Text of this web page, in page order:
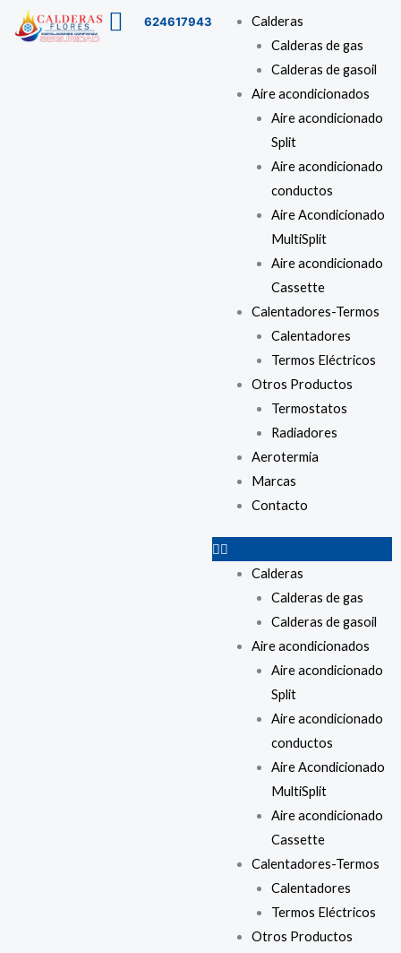
624617943
Calderas
Calderas de gas
Calderas de gasoil
Aire acondicionados
Aire acondicionado
Split
Aire acondicionado
conductos
Aire Acondicionado
MultiSplit
Aire acondicionado
Cassette
Calentadores-Termos
Calentadores
Termos Eléctricos
Otros Productos
Termostatos
Radiadores
Aerotermia
Marcas
Contacto
Menú
Calderas
Calderas de gas
Calderas de gasoil
Aire acondicionados
Aire acondicionado
Split
Aire acondicionado
conductos
Aire Acondicionado
MultiSplit
Aire acondicionado
Cassette
Calentadores-Termos
Calentadores
Termos Eléctricos
Otros Productos